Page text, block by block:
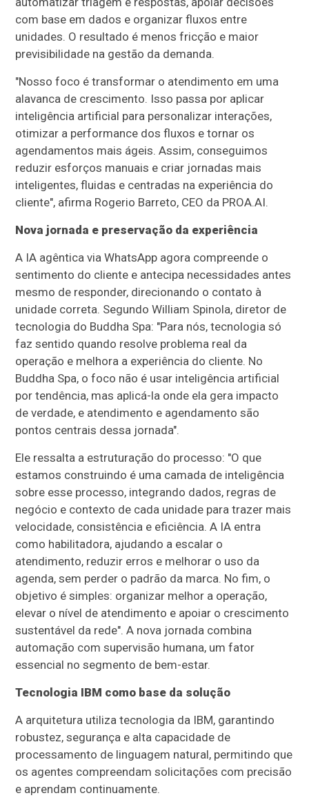
com base em dados e organizar fluxos entre
unidades. O resultado é menos fricção e maior
previsibilidade na gestão da demanda.
"Nosso foco é transformar o atendimento em uma
alavanca de crescimento. Isso passa por aplicar
inteligência artificial para personalizar interações,
otimizar a performance dos fluxos e tornar os
agendamentos mais ágeis. Assim, conseguimos
reduzir esforços manuais e criar jornadas mais
inteligentes, fluidas e centradas na experiência do
cliente", afirma Rogerio Barreto, CEO da PROA.AI.
Nova jornada e preservação da experiência
A IA agêntica via WhatsApp agora compreende o
sentimento do cliente e antecipa necessidades antes
mesmo de responder, direcionando o contato à
unidade correta. Segundo William Spinola, diretor de
tecnologia do Buddha Spa: "Para nós, tecnologia só
faz sentido quando resolve problema real da
operação e melhora a experiência do cliente. No
Buddha Spa, o foco não é usar inteligência artificial
por tendência, mas aplicá-la onde ela gera impacto
de verdade, e atendimento e agendamento são
pontos centrais dessa jornada".
Ele ressalta a estruturação do processo: "O que
estamos construindo é uma camada de inteligência
sobre esse processo, integrando dados, regras de
negócio e contexto de cada unidade para trazer mais
velocidade, consistência e eficiência. A IA entra
como habilitadora, ajudando a escalar o
atendimento, reduzir erros e melhorar o uso da
agenda, sem perder o padrão da marca. No fim, o
objetivo é simples: organizar melhor a operação,
elevar o nível de atendimento e apoiar o crescimento
sustentável da rede". A nova jornada combina
automação com supervisão humana, um fator
essencial no segmento de bem-estar.
Tecnologia IBM como base da solução
A arquitetura utiliza tecnologia da IBM, garantindo
robustez, segurança e alta capacidade de
processamento de linguagem natural, permitindo que
os agentes compreendam solicitações com precisão
e aprendam continuamente.